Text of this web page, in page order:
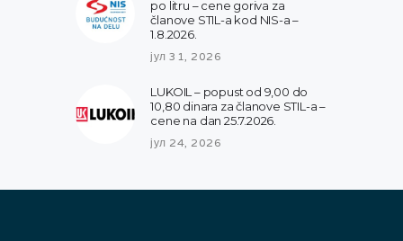
po litru – cene goriva za
članove STIL-a kod NIS-a –
1.8.2026.
јул 31, 2026
LUKOIL – popust od 9,00 do
10,80 dinara za članove STIL-a –
cene na dan 25.7.2026.
јул 24, 2026